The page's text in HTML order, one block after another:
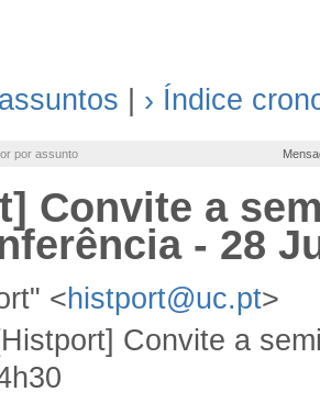
› Índice
por assunto
Convite a
- 28
<histport@uc.pt>
Convite a